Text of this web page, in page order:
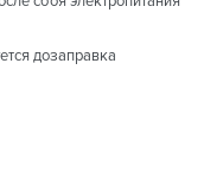
дозаправка